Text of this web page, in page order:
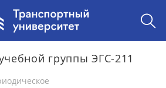
группы ЭГС-211